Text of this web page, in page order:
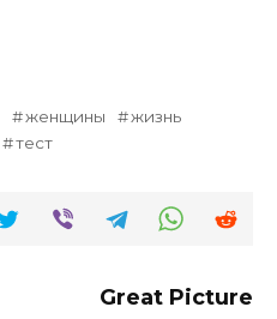
женщины
жизнь
тест
Great Picture